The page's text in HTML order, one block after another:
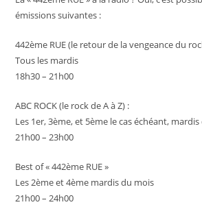
émissions suivantes :
442ème RUE (le retour de la vengeance du
Tous les mardis
18h30 – 21h00
ABC ROCK (le rock de A à Z) :
Les 1er, 3ème, et 5ème le cas échéant,
21h00 – 23h00
Best of « 442ème RUE »
Les 2ème et 4ème mardis du mois
21h00 – 24h00